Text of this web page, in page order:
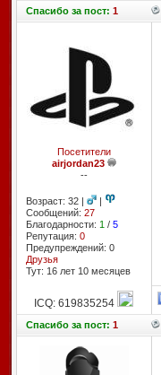
Спасибоза пост: 1
Посетители
airjordan23
--
Возраст: 32 |
|
Сообщений: 27
Благодарности: 1 / 5
Репутация: 0
Предупреждений: 0
Друзья
Тут: 16 лет 10 месяцев
ICQ: 619835254
Спасибоза пост: 1